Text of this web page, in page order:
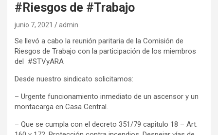
#Riesgos de #Trabajo
junio 7, 2021 admin
Se llevó a cabo la reunión paritaria de la Comisión de
Riesgos de Trabajo con la participación de los miembros
del #STVyARA
Desde nuestro sindicato solicitamos:
– Urgente funcionamiento inmediato de un ascensor y un
montacarga en Casa Central.
– Que se cumpla con el decreto 351/79 capitulo 18 – Art.